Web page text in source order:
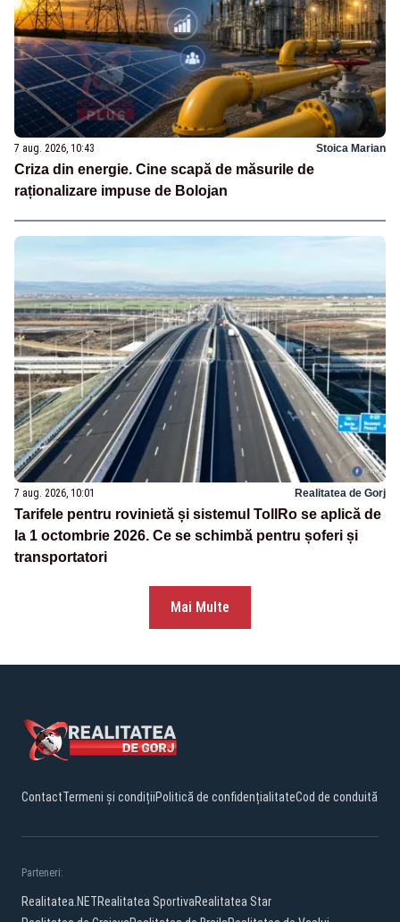
7 aug. 2026, 10:43 Stoica Marian
Criza din energie. Cine scapă de măsurile de
raționalizare impuse de Bolojan
7 aug. 2026, 10:01 Realitatea de Gorj
Tarifele pentru rovinietă și sistemul TollRo se aplică de
la 1 octombrie 2026. Ce se schimbă pentru șoferi și
transportatori
Mai Multe
ContactTermeni și condițiiPolitică de confidențialitateCod de conduită
Parteneri:
Realitatea.NETRealitatea SportivaRealitatea Star